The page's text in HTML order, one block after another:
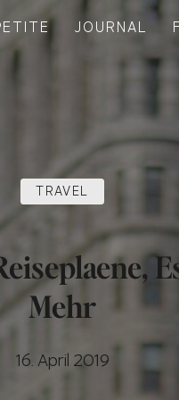
JOURNAL
TRAVEL
Mehr
16. April 2019